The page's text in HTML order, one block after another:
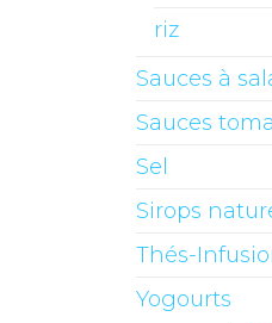
riz
Sauces à
Sauces
Sel
Sirops
Thés-
Yogourts